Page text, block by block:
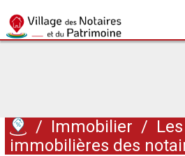
/ Immobilier /
immobilières des